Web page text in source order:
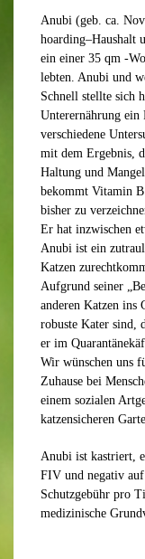
Anubi (geb. ca.
hoarding–Haushalt
ein einer 35 qm -
lebten. Anubi und
Schnell stellte sich
Unterernährung
verschiedene
mit dem Ergebnis,
Haltung und
bekommt Vitamin B
bisher zu
Er hat inzwischen
Anubi ist ein
Katzen zurecht
Aufgrund seiner „
anderen Katzen ins
robuste Kater sind,
er im
Wir wünschen uns
Zuhause bei
einem sozialen
katzensicheren
Anubi ist kastriert,
FIV und negativ
Schutzgebühr pro
medizinische